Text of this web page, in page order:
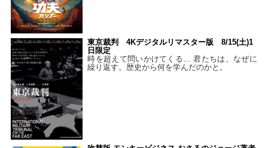
東京裁判 4Kデジタルリマスター版 8/15(土)1
日限定
時を超えて問いかけてくる… 君たちは、なぜに
繰り返す。歴史から何を学んだのかと。